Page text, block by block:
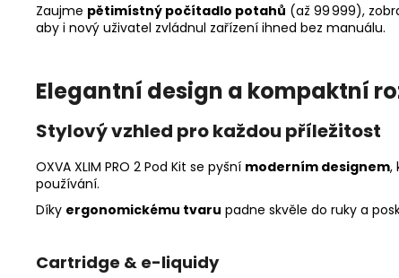
Zaujme pětimístný počítadlo potahů (až 99 999),
aby i nový uživatel zvládnul zařízení ihned bez manuálu.
Elegantní design a kompaktní
Stylový vzhled pro každou příležitost
OXVA XLIM PRO 2 Pod Kit se pyšní moderním designem,
používání.
Díky ergonomickému tvaru padne skvěle do ruky a
Cartridge & e-liquidy